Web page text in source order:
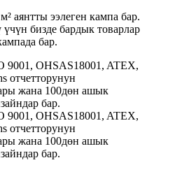
аянтты ээлеген кампа бар.
үчүн бизде бардык товарлар
бар.